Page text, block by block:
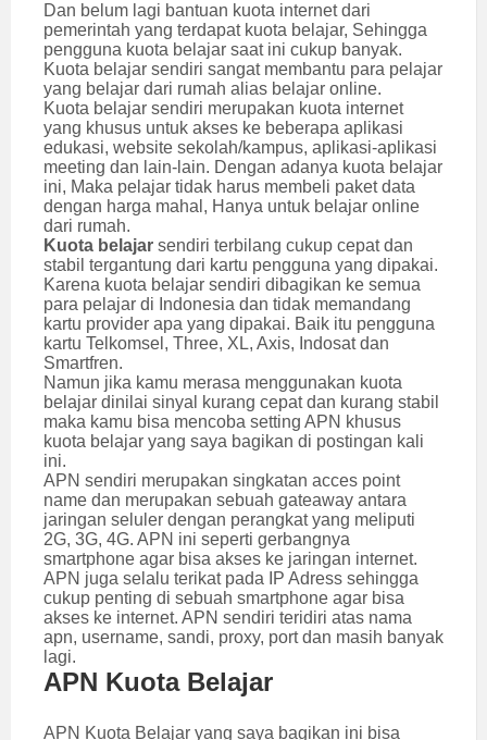
Dan belum lagi bantuan kuota internet dari
pemerintah yang terdapat kuota belajar, Sehingga
pengguna kuota belajar saat ini cukup banyak.
Kuota belajar sendiri sangat membantu para pelajar
yang belajar dari rumah alias belajar online.
Kuota belajar sendiri merupakan kuota internet
yang khusus untuk akses ke beberapa aplikasi
edukasi, website sekolah/kampus, aplikasi-aplikasi
meeting dan lain-lain. Dengan adanya kuota belajar
ini, Maka pelajar tidak harus membeli paket data
dengan harga mahal, Hanya untuk belajar online
dari rumah.
Kuota belajar sendiri terbilang cukup cepat dan
stabil tergantung dari kartu pengguna yang dipakai.
Karena kuota belajar sendiri dibagikan ke semua
para pelajar di Indonesia dan tidak memandang
kartu provider apa yang dipakai. Baik itu pengguna
kartu Telkomsel, Three, XL, Axis, Indosat dan
Smartfren.
Namun jika kamu merasa menggunakan kuota
belajar dinilai sinyal kurang cepat dan kurang stabil
maka kamu bisa mencoba setting APN khusus
kuota belajar yang saya bagikan di postingan kali
ini.
APN sendiri merupakan singkatan acces point
name dan merupakan sebuah gateaway antara
jaringan seluler dengan perangkat yang meliputi
2G, 3G, 4G. APN ini seperti gerbangnya
smartphone agar bisa akses ke jaringan internet.
APN juga selalu terikat pada IP Adress sehingga
cukup penting di sebuah smartphone agar bisa
akses ke internet. APN sendiri teridiri atas nama
apn, username, sandi, proxy, port dan masih banyak
lagi.
APN Kuota Belajar
APN Kuota Belajar yang saya bagikan ini bisa